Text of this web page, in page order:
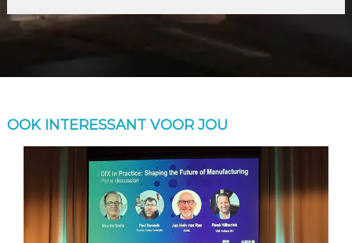
OOK INTERESSANT VOOR JOU